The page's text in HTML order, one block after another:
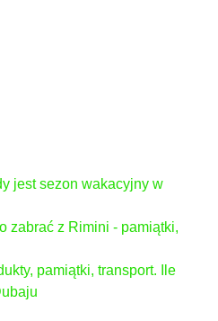
jest sezon wakacyjny w
zabrać z Rimini - pamiątki,
pamiątki, transport. Ile